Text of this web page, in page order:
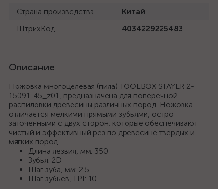
Страна производства
Китай
ШтрихКод
4034229225483
Описание
Ножовка многоцелевая (пила) TOOLBOX STAYER 2-
15091-45_z01, предназначена для поперечной
распиловки древесины различных пород. Ножовка
отличается мелкими прямыми зубьями, остро
заточенными с двух сторон, которые обеспечивают
чистый и эффективный рез по древесине твердых и
мягких пород.
Длина лезвия, мм: 350
Зубья: 2D
Шаг зуба, мм: 2.5
Шаг зубьев, TPI: 10